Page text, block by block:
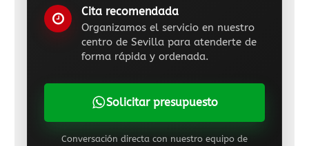
Cita recomendada
Organizamos el servicio en nuestro
centro de Sevilla para atenderte de
forma rápida y ordenada.
Solicitar presupuesto
Conversación directa con nuestro equipo de